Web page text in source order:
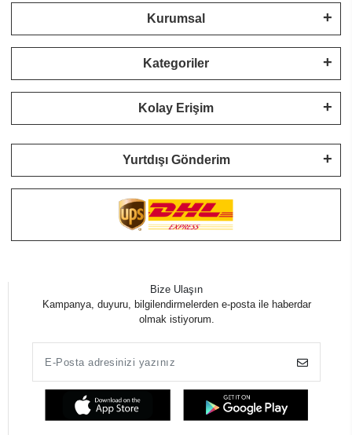
Kurumsal
Kategoriler
Kolay Erişim
Yurtdışı Gönderim
Bize Ulaşın
Kampanya, duyuru, bilgilendirmelerden e-posta ile haberdar
olmak istiyorum.